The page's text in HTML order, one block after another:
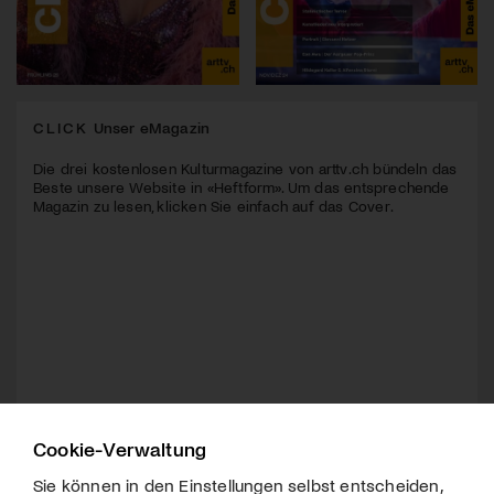
CLICK Unser eMagazin
Die drei kostenlosen Kulturmagazine von arttv.ch bündeln das
Beste unsere Website in «Heftform». Um das entsprechende
Magazin zu lesen, klicken Sie einfach auf das Cover.
Cookie-Verwaltung
Sie können in den Einstellungen selbst entscheiden,